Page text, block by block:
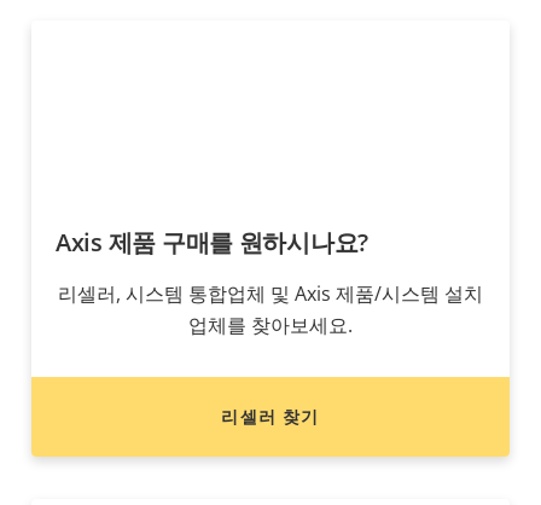
Axis 제품 구매를 원하시나요?
리셀러, 시스템 통합업체 및 Axis 제품/시스템 설치
업체를 찾아보세요.
리셀러 찾기